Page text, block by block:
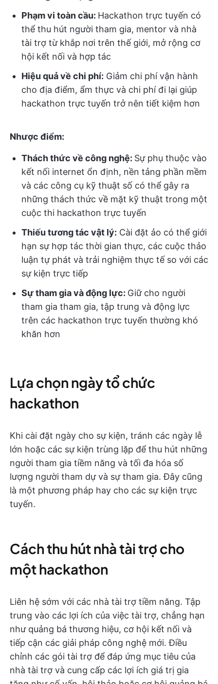
Phạm vi toàn cầu: Hackathon trực tuyến có
thể thu hút người tham gia, mentor và nhà
tài trợ từ khắp nơi trên thế giới, mở rộng cơ
hội kết nối và hợp tác
Hiệu quả về chi phí: Giảm chi phí vận hành
cho địa điểm, ẩm thực và chi phí đi lại giúp
hackathon trực tuyến trở nên tiết kiệm hơn
Nhược điểm:
Thách thức về công nghệ: Sự phụ thuộc vào
kết nối internet ổn định, nền tảng phần mềm
và các công cụ kỹ thuật số có thể gây ra
những thách thức về mặt kỹ thuật trong một
cuộc thi hackathon trực tuyến
Thiếu tương tác vật lý: Cài đặt ảo có thể giới
hạn sự hợp tác thời gian thực, các cuộc thảo
luận tự phát và trải nghiệm thực tế so với các
sự kiện trực tiếp
Sự tham gia và động lực: Giữ cho người
tham gia tham gia, tập trung và động lực
trên các hackathon trực tuyến thường khó
khăn hơn
Lựa chọn ngày tổ chức
hackathon
Khi cài đặt ngày cho sự kiện, tránh các ngày lễ
lớn hoặc các sự kiện trùng lặp để thu hút những
người tham gia tiềm năng và tối đa hóa số
lượng người tham dự và sự tham gia. Đây cũng
là một phương pháp hay cho các sự kiện trực
tuyến.
Cách thu hút nhà tài trợ cho
một hackathon
Liên hệ sớm với các nhà tài trợ tiềm năng. Tập
trung vào các lợi ích của việc tài trợ, chẳng hạn
như quảng bá thương hiệu, cơ hội kết nối và
tiếp cận các giải pháp công nghệ mới. Điều
chỉnh các gói tài trợ để đáp ứng mục tiêu của
nhà tài trợ và cung cấp các lợi ích giá trị gia